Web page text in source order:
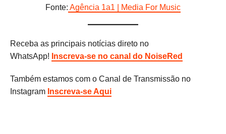
Fonte: Agência 1a1 | Media For Music
Receba as principais notícias direto no
WhatsApp! Inscreva-se no canal do NoiseRed
Também estamos com o Canal de Transmissão no
Instagram Inscreva-se Aqui